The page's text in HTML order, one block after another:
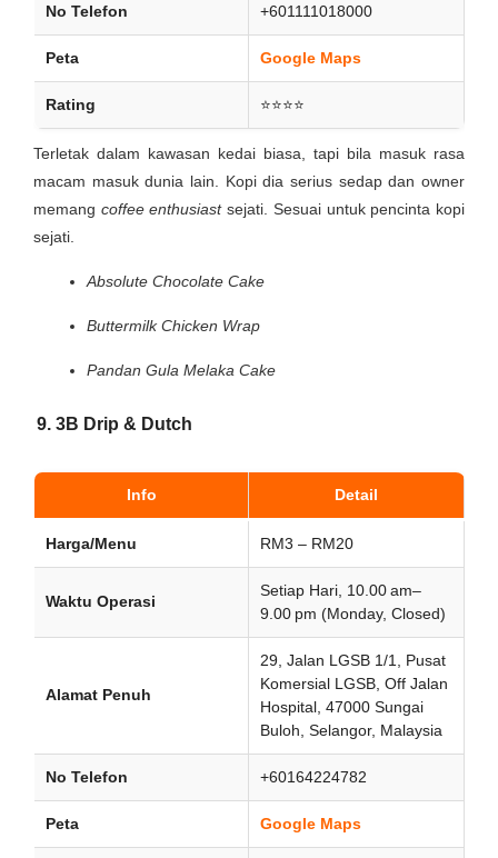
No Telefon +601111018000
Peta Google Maps
Rating ⭐⭐⭐⭐
Terletak dalam kawasan kedai biasa, tapi bila masuk rasa
macam masuk dunia lain. Kopi dia serius sedap dan owner
memang coffee enthusiastsejati. Sesuai untuk pencinta kopi
sejati.
Absolute Chocolate Cake
Buttermilk Chicken Wrap
Pandan Gula Melaka Cake
9. 3B Drip & Dutch
Info Detail
Harga/Menu RM3 – RM20
Waktu Operasi
Setiap Hari, 10.00 am–
9.00 pm (Monday, Closed)
Alamat Penuh
29, Jalan LGSB 1/1, Pusat
Komersial LGSB, Off Jalan
Hospital, 47000 Sungai
Buloh, Selangor, Malaysia
No Telefon +60164224782
Peta Google Maps